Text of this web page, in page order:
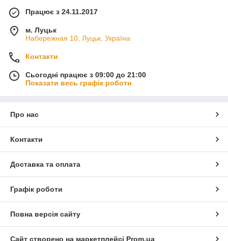
Працює з 24.11.2017
м. Луцьк
Набережная 10, Луцьк, Україна
Контакти
Сьогодні працює з 09:00 до 21:00
Показати весь графік роботи
Про нас
Контакти
Доставка та оплата
Графік роботи
Повна версія сайту
Сайт створено на маркетплейсі Prom.ua